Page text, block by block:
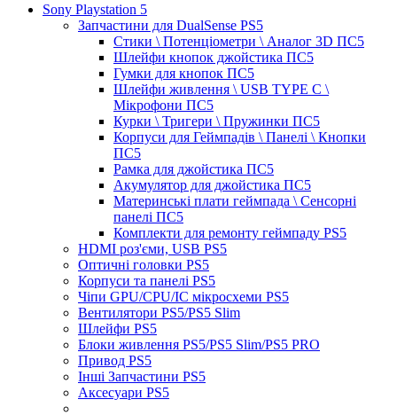
Sony Playstation 5
Запчастини для DualSense PS5
Стики \ Потенціометри \ Аналог 3D ПС5
Шлейфи кнопок джойстика ПС5
Гумки для кнопок ПС5
Шлейфи живлення \ USB TYPE C \
Мікрофони ПС5
Курки \ Тригери \ Пружинки ПС5
Корпуси для Геймпадів \ Панелі \ Кнопки
ПС5
Рамка для джойстика ПС5
Акумулятор для джойстика ПС5
Материнські плати геймпада \ Сенсорні
панелі ПС5
Комплекти для ремонту геймпаду PS5
HDMI роз'єми, USB PS5
Оптичні головки PS5
Корпуси та панелі PS5
Чіпи GPU/CPU/IC мікросхеми PS5
Вентилятори PS5/PS5 Slim
Шлейфи PS5
Блоки живлення PS5/PS5 Slim/PS5 PRO
Привод PS5
Інші Запчастини PS5
Аксесуари PS5